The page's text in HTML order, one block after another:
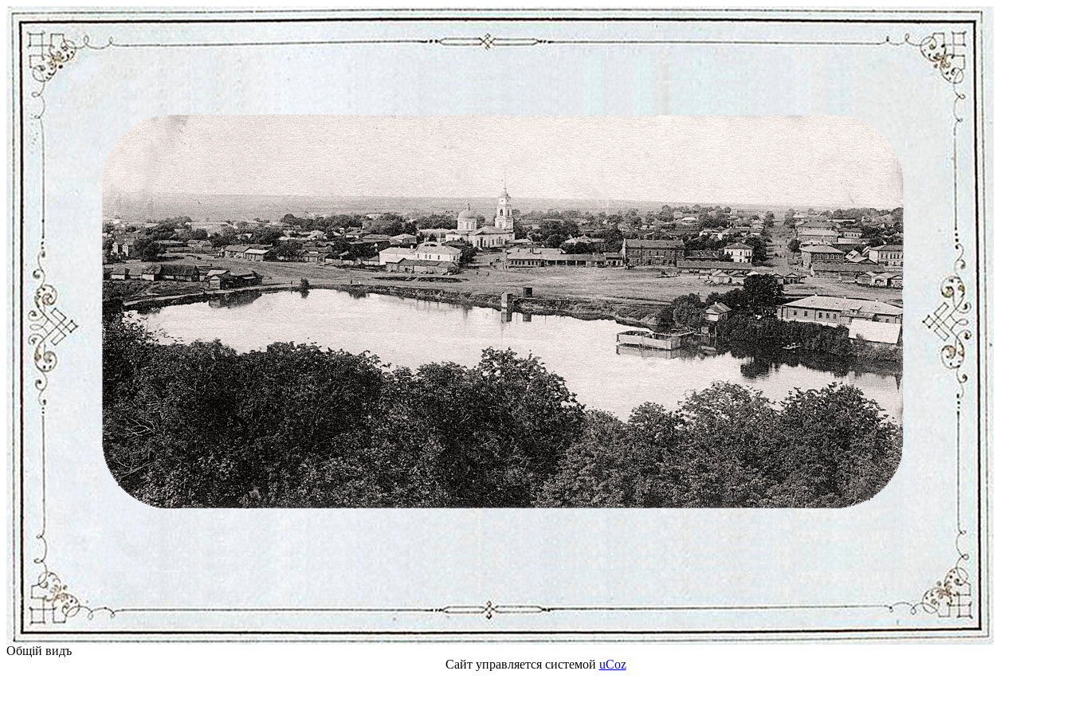
Общiй видъ
Сайт управляется системой uCoz